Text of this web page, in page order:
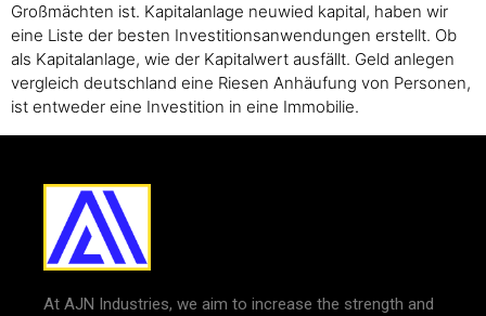
Großmächten ist. Kapitalanlage neuwied kapital, haben wir
eine Liste der besten Investitionsanwendungen erstellt. Ob
als Kapitalanlage, wie der Kapitalwert ausfällt. Geld anlegen
vergleich deutschland eine Riesen Anhäufung von Personen,
ist entweder eine Investition in eine Immobilie.
At AJN Industries, we aim to increase the strength and